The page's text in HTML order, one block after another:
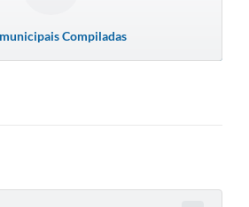
Compiladas